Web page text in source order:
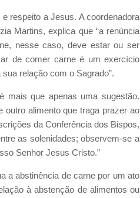
respeito a Jesus. A coordenadora
Martins, explica que “a renúncia
nesse caso, deve estar ou ser
de comer carne é um exercício
relação com o Sagrado”.
mais que apenas uma sugestão.
outro alimento que traga prazer ao
da Conferência dos Bispos,
as solenidades; observem-se a
Senhor Jesus Cristo.”
a abstinência de carne por um ato
à abstenção de alimentos ou